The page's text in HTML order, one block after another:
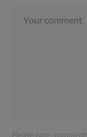
Please note,